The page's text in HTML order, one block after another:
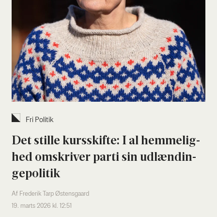
Fri Poli­tik
Det stil­le kurs­skif­te: I al hem­me­lig­
hed omskri­ver par­ti sin udlæn­din­
gepo­li­tik
Af Frederik Tarp Østensgaard
19. marts 2026 kl. 12:51